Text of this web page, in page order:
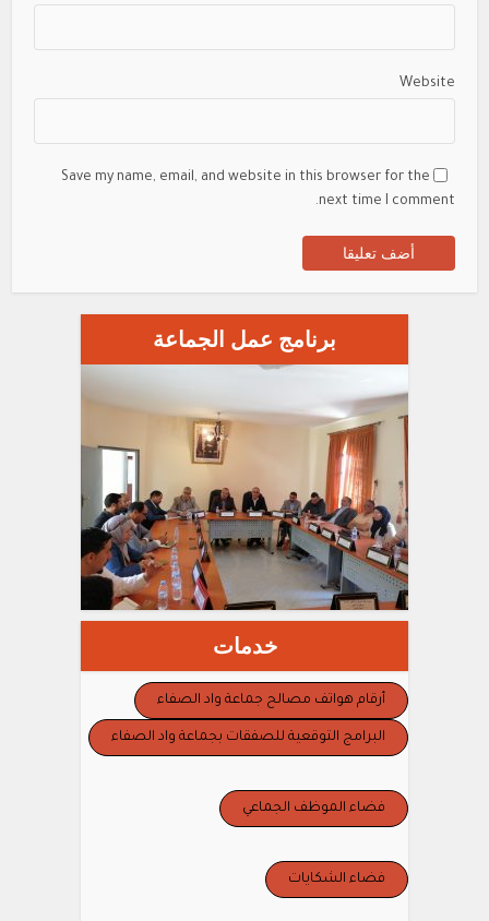
Website
Save my name, email, and website in this browser for the
next time I comment.
برنامج عمل الجماعة
خدمات
أرقام هواتف مصالح جماعة واد الصفاء
البرامج التوقعية للصفقات بجماعة واد الصفاء
فضاء الموظف الجماعي
فضاء الشكايات